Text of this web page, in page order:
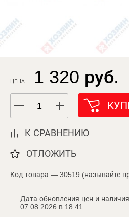
ЦЕНА 1 320 руб.
К СРАВНЕНИЮ
ОТЛОЖИТЬ
Код товара — 30519 (называйте
Дата обновления цен и
07.08.2026 в 18:41